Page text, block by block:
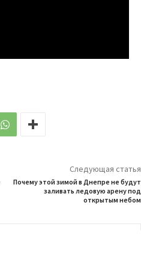
Следующая статья
Почему этой зимой в Днепре не будут
заливать ледовую арену под
открытым небом